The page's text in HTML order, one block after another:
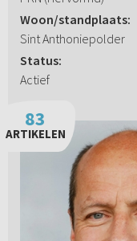
Woon/standplaats:
Sint Anthoniepolder
Status:
Actief
83
ARTIKELEN